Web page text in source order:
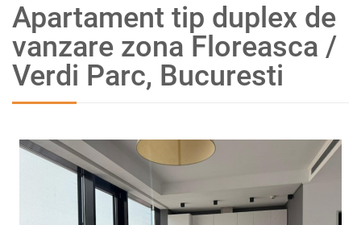
Apartament tip duplex de
vanzare zona Floreasca /
Verdi Parc, Bucuresti
INCHIRIERE
APARTAMENTE DE
INCHIRIAT
APARTAMENTE NOI DE
INCHIRIAT
BIROURI DE INCHIRIAT
SPATII COMERCIALE DE
INCHIRIAT
SPATII INDUSTRIALE DE